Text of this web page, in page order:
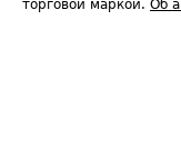
торговой маркой. Об